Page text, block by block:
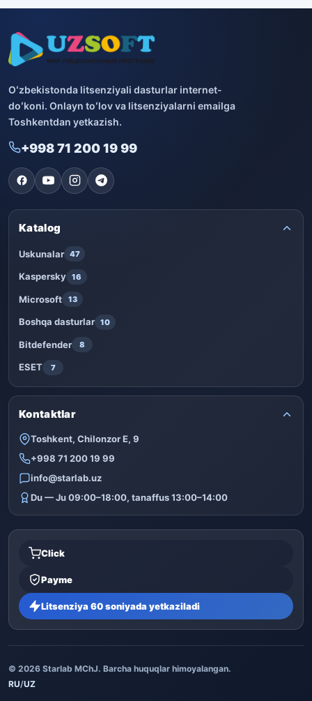
Oʻzbekistonda litsenziyali dasturlar internet-
doʻkoni. Onlayn toʻlov va litsenziyalarni emailga
Toshkentdan yetkazish.
+998 71 200 19 99
Katalog
Uskunalar 47
Kaspersky 16
Microsoft 13
Boshqa dasturlar 10
Bitdefender 8
ESET 7
Kontaktlar
Toshkent, Chilonzor E, 9
+998 71 200 19 99
info@starlab.uz
Du — Ju 09:00–18:00, tanaffus 13:00–14:00
Click
Payme
Litsenziya 60 soniyada yetkaziladi
© 2026 Starlab MChJ. Barcha huquqlar himoyalangan.
RU/UZ